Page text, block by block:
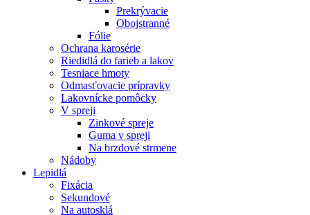
Prekrývacie
Obojstranné
Fólie
Ochrana karosérie
Riedidlá do farieb a lakov
Tesniace hmoty
Odmasťovacie prípravky
Lakovnícke pomôcky
V spreji
Zinkové spreje
Guma v spreji
Na brzdové strmene
Nádoby
Lepidlá
Fixácia
Sekundové
Na autosklá